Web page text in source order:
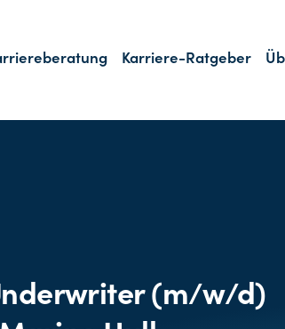
Karriere-Ratgeber
(m/w/d)